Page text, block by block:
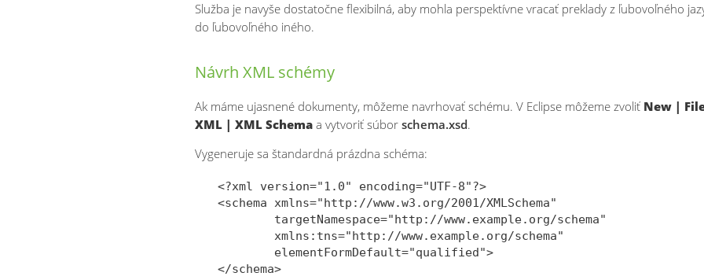
Služba je navyše dostatočne flexibilná, aby mohla perspektívne vracať preklady z ľubovoľného
do ľubovoľného iného.
Návrh XML schémy
Ak máme ujasnené dokumenty, môžeme navrhovať schému. V Eclipse môžeme zvoliť New |
XML | XML Schema a vytvoriť súbor schema.xsd.
Vygeneruje sa štandardná prázdna schéma:
<?xml version="1.0" encoding="UTF-8"?>
<schema xmlns="http://www.w3.org/2001/XMLSchema"
        targetNamespace="http://www.example.org/schema"
        xmlns:tns="http://www.example.org/schema"
        elementFormDefault="qualified">